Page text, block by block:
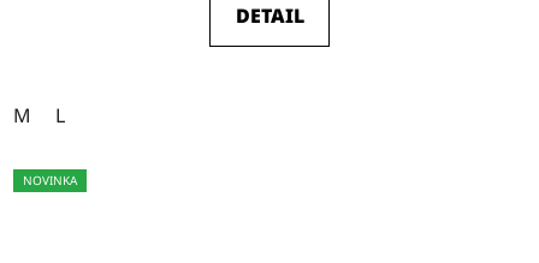
DETAIL
M L
NOVINKA